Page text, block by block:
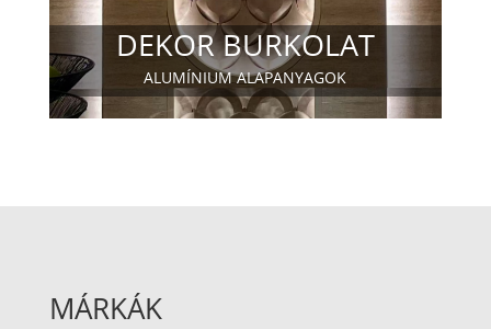
DEKOR BURKOLAT
ALUMÍNIUM ALAPANYAGOK
MÁRKÁK